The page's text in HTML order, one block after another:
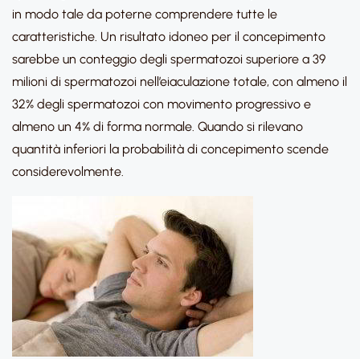
in modo tale da poterne comprendere tutte le
caratteristiche. Un risultato idoneo per il concepimento
sarebbe un conteggio degli spermatozoi superiore a 39
milioni di spermatozoi nell’eiaculazione totale, con almeno il
32% degli spermatozoi con movimento progressivo e
almeno un 4% di forma normale. Quando si rilevano
quantità inferiori la probabilità di concepimento scende
considerevolmente.